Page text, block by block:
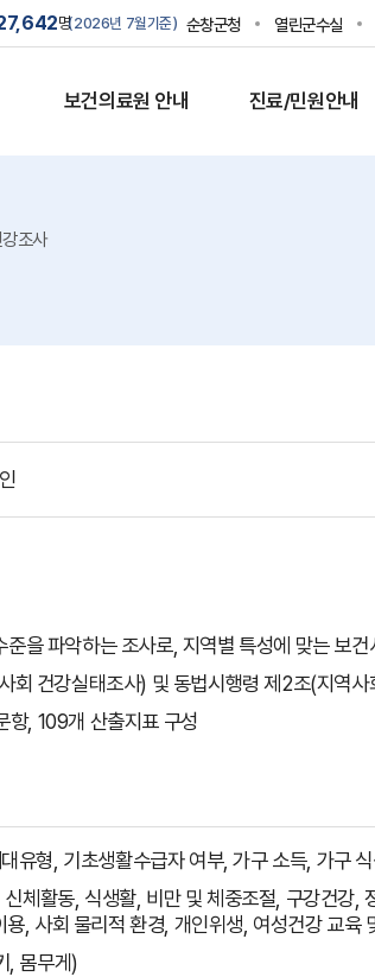
명2026년 7월기준 순창군청 열린군수실
보건의료원 안내 진료/민원안내
조사
을 파악하는 조사로, 지역별 특성에 맞는 보
사회 건강실태조사) 및 동법시행령 제2조(지역
항, 109개 산출지표 구성
유형, 기초생활수급자 여부, 가구 소득, 가구
체활동, 식생활, 비만 및 체중조절, 구강건강,
, 사회 물리적 환경, 개인위생, 여성건강 교육
, 몸무게)